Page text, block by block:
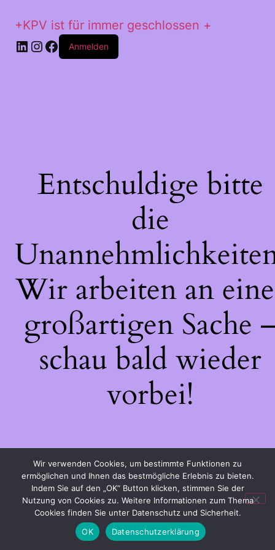
+KPV ist für immer geschlossen +
LinkedIn
Instagram
Facebook
Anmelden
Entschuldige bitte
die
Wir arbeiten an
großartigen Sache
schau bald wieder
vorbei!
Wir verwenden Cookies, um bestimmte Funktionen zu
ermöglichen und Ihnen das bestmögliche Erlebnis zu bieten.
Indem Sie auf den „OK“ Button klicken, stimmen Sie der
Nutzung von Cookies zu. Weitere Informationen zum Thema
Cookies finden Sie unter Datenschutz und Sicherheit.
OK
Datenschutzerklärung